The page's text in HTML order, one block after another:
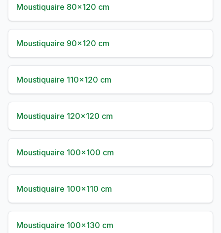
Moustiquaire 80×120 cm
Moustiquaire 90×120 cm
Moustiquaire 110×120 cm
Moustiquaire 120×120 cm
Moustiquaire 100×100 cm
Moustiquaire 100×110 cm
Moustiquaire 100×130 cm